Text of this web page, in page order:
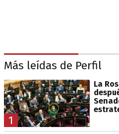
Más leídas de Perfil
1
La